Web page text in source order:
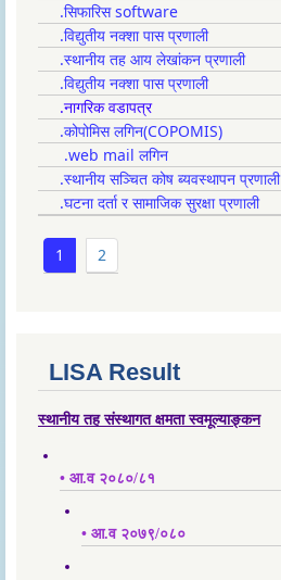
.सिफारिस software
.विद्युतीय नक्शा पास प्रणाली
.स्थानीय तह आय लेखांकन प्रणाली
.विद्युतीय नक्शा पास प्रणाली
.नागरिक वडापत्र
.कोपोमिस लगिन(COPOMIS)
.web mail लगिन
.स्थानीय सञ्चित कोष ब्यवस्थापन प्रणाली
.घटना दर्ता र सामाजिक सुरक्षा प्रणाली
1 2
LISA Result
स्थानीय तह संस्थागत क्षमता स्वमूल्याङ्कन
• आ.व २०८०/८१
• आ.व २०७९/०८०